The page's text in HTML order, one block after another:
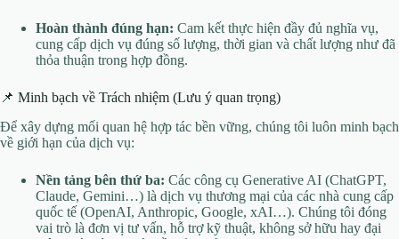
Hoàn thành đúng hạn: Cam kết thực hiện đầy đủ nghĩa vụ,
cung cấp dịch vụ đúng số lượng, thời gian và chất lượng như đã
thỏa thuận trong hợp đồng.
📌 Minh bạch về Trách nhiệm (Lưu ý quan trọng)
Để xây dựng mối quan hệ hợp tác bền vững, chúng tôi luôn minh bạch
về giới hạn của dịch vụ:
Nền tảng bên thứ ba: Các công cụ Generative AI (ChatGPT,
Claude, Gemini…) là dịch vụ thương mại của các nhà cung cấp
quốc tế (OpenAI, Anthropic, Google, xAI…). Chúng tôi đóng
vai trò là đơn vị tư vấn, hỗ trợ kỹ thuật, không sở hữu hay đại